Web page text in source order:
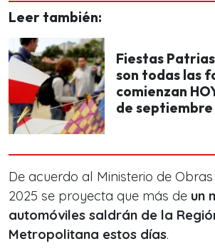
Leer también:
Fiestas
son todas las
comienzan
de septiembre
De acuerdo al Ministerio de
2025 se proyecta que más de un
automóviles saldrán de la
Metropolitana estos días.